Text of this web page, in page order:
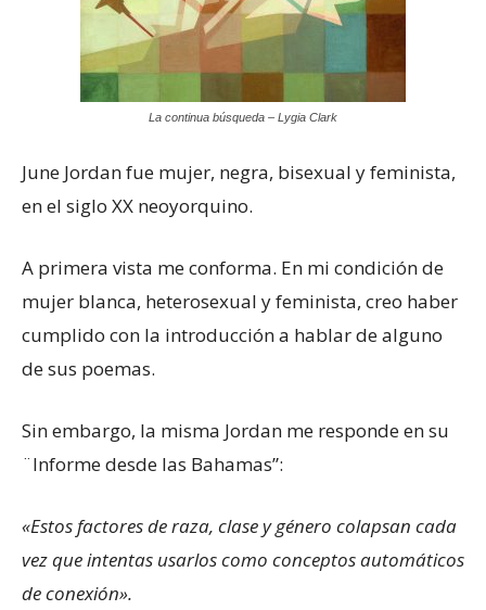
La continua búsqueda – Lygia Clark
June Jordan fue mujer, negra, bisexual y feminista,
en el siglo XX neoyorquino.
A primera vista me conforma. En mi condición de
mujer blanca, heterosexual y feminista, creo haber
cumplido con la introducción a hablar de alguno
de sus poemas.
Sin embargo, la misma Jordan me responde en su
¨Informe desde las Bahamas”:
«Estos factores de raza, clase y género colapsan cada
vez que intentas usarlos como conceptos automáticos
de conexión».